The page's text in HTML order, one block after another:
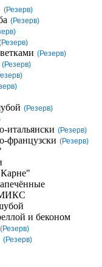
(Резерв)
(Резерв)
(Резерв)
(Резерв)
(Резерв)
итальянски (Резерв)
французски (Резерв)
и беконом
(Резерв)
(Резерв)